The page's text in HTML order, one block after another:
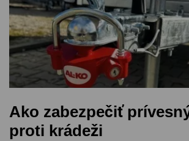
Ako zabezpečiť
proti krádeži